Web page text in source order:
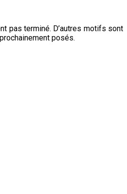
pas terminé. D’autres motifs sont
posés.